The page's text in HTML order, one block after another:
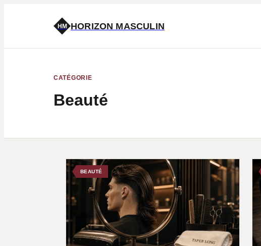
HM HORIZON MASCULIN
CATÉGORIE
Beauté
BEAUTÉ